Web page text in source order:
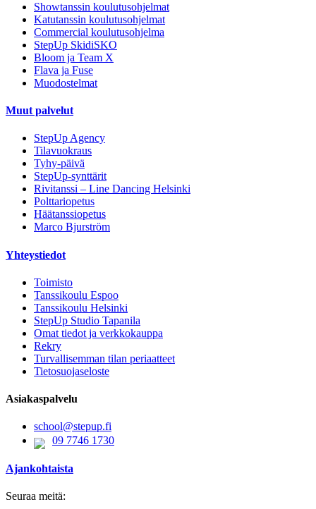
Showtanssin koulutusohjelmat
Katutanssin koulutusohjelmat
Commercial koulutusohjelma
StepUp SkidiSKO
Bloom ja Team X
Flava ja Fuse
Muodostelmat
Muut palvelut
StepUp Agency
Tilavuokraus
Tyhy-päivä
StepUp-synttärit
Rivitanssi – Line Dancing Helsinki
Polttariopetus
Häätanssiopetus
Marco Bjurström
Yhteystiedot
Toimisto
Tanssikoulu Espoo
Tanssikoulu Helsinki
StepUp Studio Tapanila
Omat tiedot ja verkkokauppa
Rekry
Turvallisemman tilan periaatteet
Tietosuojaseloste
Asiakaspalvelu
school@stepup.fi
09 7746 1730
Ajankohtaista
Seuraa meitä: